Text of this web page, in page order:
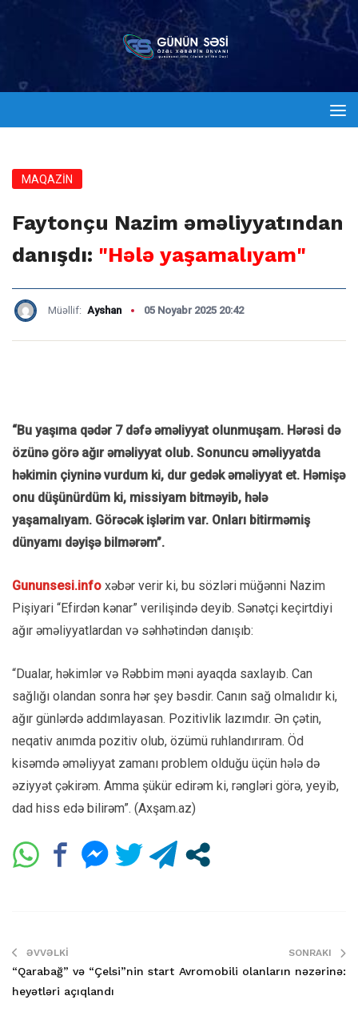
MAQAZİN
Faytonçu Nazim əməliyyatından
danışdı: "Hələ yaşamalıyam"
Müəllif: Ayshan 05 Noyabr 2025 20:42
“Bu yaşıma qədər 7 dəfə əməliyyat olunmuşam. Hərəsi də
özünə görə ağır əməliyyat olub. Sonuncu əməliyyatda
həkimin çiyninə vurdum ki, dur gedək əməliyyat et. Həmişə
onu düşünürdüm ki, missiyam bitməyib, hələ
yaşamalıyam. Görəcək işlərim var. Onları bitirməmiş
dünyamı dəyişə bilmərəm”.
Gununsesi.info xəbər verir ki, bu sözləri müğənni Nazim
Pişiyari “Efirdən kənar” verilişində deyib. Sənətçi keçirtdiyi
ağır əməliyyatlardan və səhhətindən danışıb:
“Dualar, həkimlər və Rəbbim məni ayaqda saxlayıb. Can
sağlığı olandan sonra hər şey bəsdir. Canın sağ olmalıdır ki,
ağır günlərdə addımlayasan. Pozitivlik lazımdır. Ən çətin,
neqativ anımda pozitiv olub, özümü ruhlandırıram. Öd
kisəmdə əməliyyat zamanı problem olduğu üçün hələ də
əziyyət çəkirəm. Amma şükür edirəm ki, rəngləri görə, yeyib,
dad hiss edə bilirəm”. (Axşam.az)
ƏVVƏLKI
“Qarabağ” və “Çelsi”nin start
heyətləri açıqlandı
SONRAKI
Avromobili olanların nəzərinə: